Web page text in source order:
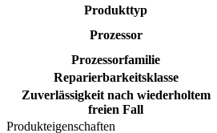
Produkttyp
Prozessor
Prozessorfamilie
Reparierbarkeitsklasse
Zuverlässigkeit nach wiederholtem
freien Fall
Produkteigenschaften